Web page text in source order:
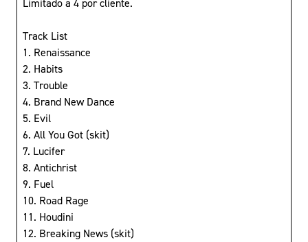
Limitado a 4 por cliente.
Track List
1. Renaissance
2. Habits
3. Trouble
4. Brand New Dance
5. Evil
6. All You Got (skit)
7. Lucifer
8. Antichrist
9. Fuel
10. Road Rage
11. Houdini
12. Breaking News (skit)